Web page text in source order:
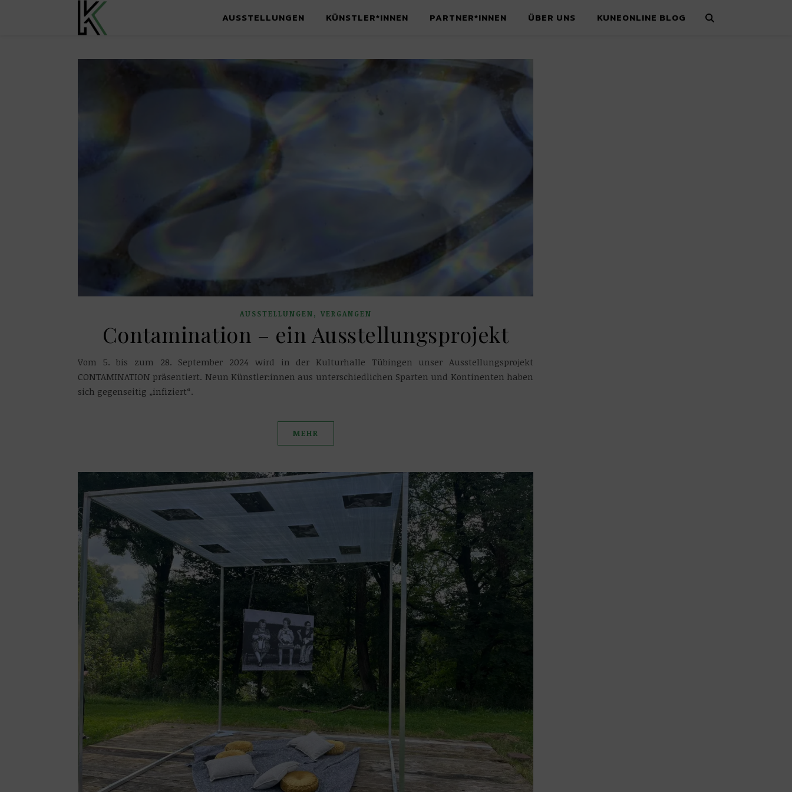
AUSSTELLUNGEN KÜNSTLER*INNEN PARTNER*INNEN ÜBER UNS KUNEONLINE BLOG
AUSSTELLUNGEN, VERGANGEN
Contamination – ein Ausstellungsprojekt
Vom 5. bis zum 28. September 2024 wird in der Kulturhalle Tübingen unser Ausstellungsprojekt
CONTAMINATION präsentiert. Neun Künstler:innen aus unterschiedlichen Sparten und Kontinenten haben
sich gegenseitig „infiziert“.
MEHR